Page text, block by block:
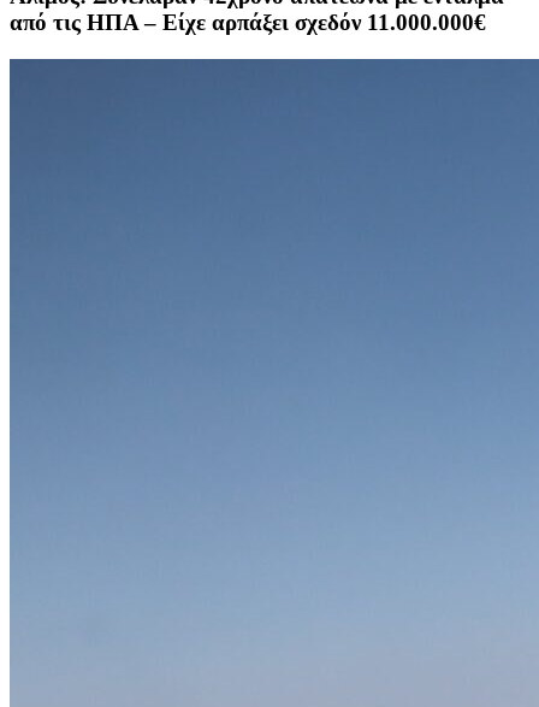
από τις ΗΠΑ – Είχε αρπάξει σχεδόν 11.000.000€